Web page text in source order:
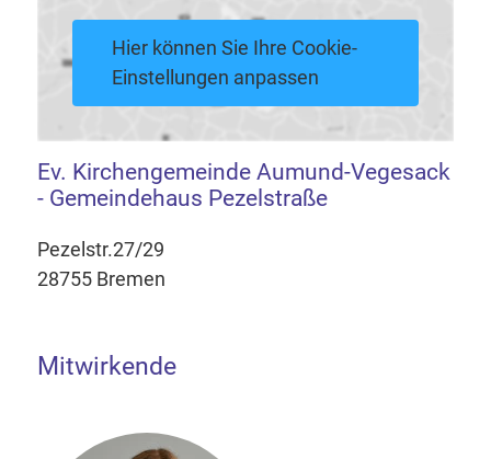
Hier können Sie Ihre Cookie-
Einstellungen anpassen
Ev. Kirchengemeinde Aumund-Vegesack
- Gemeindehaus Pezelstraße
Pezelstr.27/29
28755 Bremen
Mitwirkende